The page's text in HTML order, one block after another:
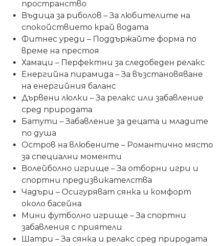
пространство
Въдица за риболов – За любителите на
спокойствието край водата
Фитнес уреди – Поддържайте форма по
време на престоя
Хамаци – Перфектни за следобеден релакс
Енергийна пирамида – За възстановяване
на енергийния баланс
Дървени люлки – За релакс или забавление
сред природата
Батути – Забавление за децата и младите
по душа
Остров на влюбените – Романтично място
за специални моменти
Волейболно игрище – За отборни игри и
спортни предизвикателства
Чадъри – Осигуряват сянка и комфорт
около басейна
Мини футболно игрище – За спортни
забавления с приятели
Шатри – За сянка и релакс сред природата